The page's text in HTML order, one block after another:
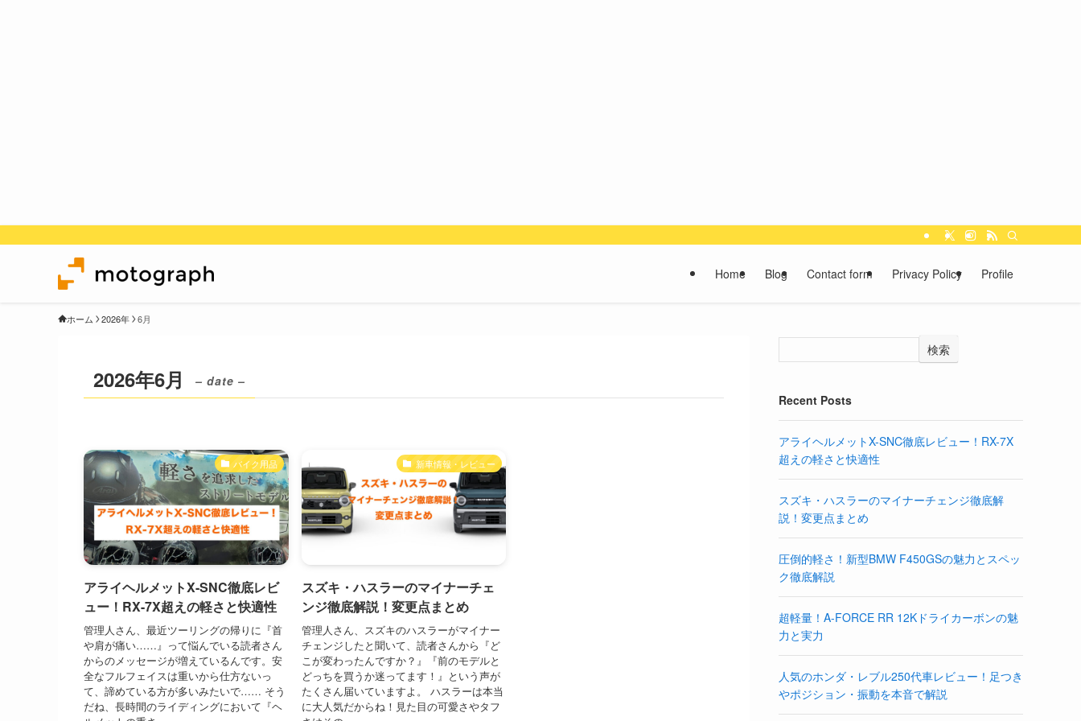
Home Blog Contact form Privacy Policy Profile
ホーム 2026年 6月
2026年6月 – date –
バイク用品
アライヘルメットX-SNC徹底レビ
ュー！RX-7X超えの軽さと快適性
管理人さん、最近ツーリングの帰りに『首
や肩が痛い……』って悩んでいる読者さん
からのメッセージが増えているんです。安
全なフルフェイスは重いから仕方ないっ
て、諦めている方が多いみたいで…… そう
だね、長時間のライディングにおいて『ヘ
新車情報・レビュー
スズキ・ハスラーのマイナーチェ
ンジ徹底解説！変更点まとめ
管理人さん、スズキのハスラーがマイナー
チェンジしたと聞いて、読者さんから『ど
こが変わったんですか？』『前のモデルと
どっちを買うか迷ってます！』という声が
たくさん届いていますよ。 ハスラーは本当
に大人気だからね！見た目の可愛さやタフ
検索
Recent Posts
アライヘルメットX-SNC徹底レビュー！RX-7X
超えの軽さと快適性
スズキ・ハスラーのマイナーチェンジ徹底解
説！変更点まとめ
圧倒的軽さ！新型BMW F450GSの魅力とスペッ
ク徹底解説
超軽量！A-FORCE RR 12Kドライカーボンの魅
力と実力
人気のホンダ・レブル250代車レビュー！足つき
やポジション・振動を本音で解説